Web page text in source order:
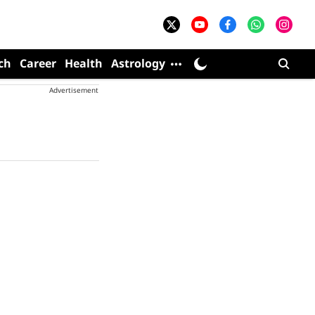
Career Health Astrology
Advertisement